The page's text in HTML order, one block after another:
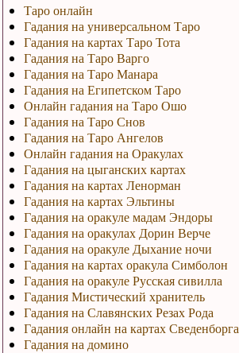
Таро онлайн
Гадания на универсальном Таро
Гадания на картах Таро Тота
Гадания на Таро Варго
Гадания на Таро Манара
Гадания на Египетском Таро
Онлайн гадания на Таро Ошо
Гадания на Таро Снов
Гадания на Таро Ангелов
Онлайн гадания на Оракулах
Гадания на цыганских картах
Гадания на картах Ленорман
Гадания на картах Эльтины
Гадания на оракуле мадам Эндоры
Гадания на оракулах Дорин Верче
Гадания на оракуле Дыхание ночи
Гадания на картах оракула Симболон
Гадания на оракуле Русская сивилла
Гадания Мистический хранитель
Гадания на Славянских Резах Рода
Гадания онлайн на картах Сведенборга
Гадания на домино